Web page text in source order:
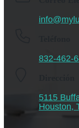
832-462-
5115
Houston,